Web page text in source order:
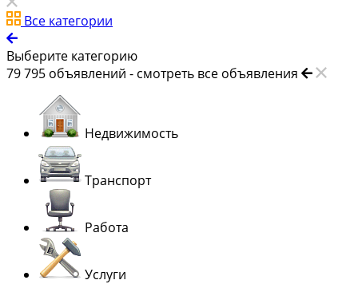
Все категории
Выберите категорию
79 795 объявлений - смотреть все объявления
Недвижимость
Транспорт
Работа
Услуги